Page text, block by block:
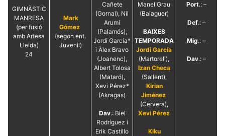
GIMNÀSTIC
MANRESA
(per fusió
amb Artesa
Lleida)
24
Mark
Gómez
(segon ent.
Juvenil)
Cañete
(Gornal), Nil
Arumí
(Palamós),
Jordi García*
i Àlex Bravo
(Joanenc),
Albert Tolosa
(Mataró),
Xevi Pérez*
(Akragas)
Dav.: Biel
Rodríguez i
Erik Castillo
Manel Grau
(Balaguer)
BAIXES
TEMPORADA
Jordi García
(Martorell),
Izan Checa
(Sallent),
Kirian
Jiménez
(Cervera),
Xevi Pérez
Kiku
Port.: –
Def.: –
Mig.: –
Dav.: –